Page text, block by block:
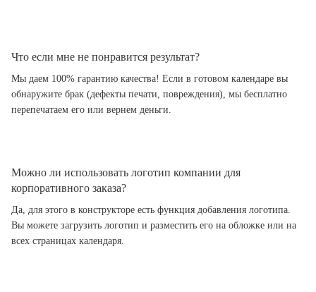
Что если мне не понравится результат?
Мы даем 100% гарантию качества! Если в готовом календаре вы
обнаружите брак (дефекты печати, повреждения), мы бесплатно
перепечатаем его или вернем деньги.
Можно ли использовать логотип компании для
корпоративного заказа?
Да, для этого в конструкторе есть функция добавления логотипа.
Вы можете загрузить логотип и разместить его на обложке или на
всех страницах календаря.